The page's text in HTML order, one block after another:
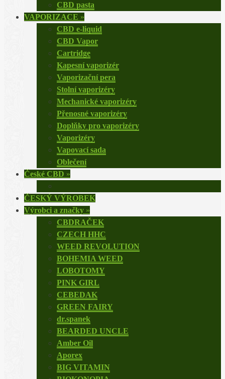
CBD pasta
VAPORIZACE »
CBD e-liquid
CBD Vapor
Cartridge
Kapesní vaporizér
Vaporizační pera
Stolní vaporizéry
Mechanické vaporizéry
Přenosné vaporizéry
Doplňky pro vaporizéry
Vaporizéry
Vapovací sada
Oblečení
České CBD »
ČESKÝ VÝROBEK
Výrobci a značky »
CBDRAČEK
CZECH HHC
WEED REVOLUTION
BOHEMIA WEED
LOBOTOMY
PINK GIRL
CEBEDAK
GREEN FAIRY
dr.spanek
BEARDED UNCLE
Amber Oil
Aporex
BIG VITAMIN